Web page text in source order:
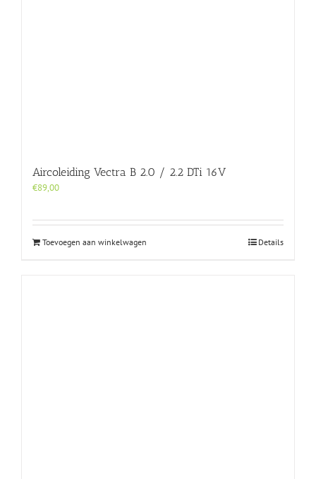
Aircoleiding Vectra B 2.0 / 2.2 DTi 16V
€89,00
Toevoegen aan winkelwagen Details